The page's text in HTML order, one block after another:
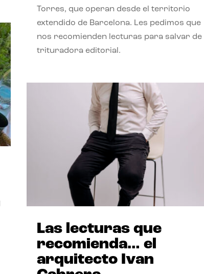
Torres, que operan desde el territorio
extendido de Barcelona. Les pedimos que
nos recomienden lecturas para salvar de
trituradora editorial.
Las lecturas que
recomienda… el
arquitecto Ivan